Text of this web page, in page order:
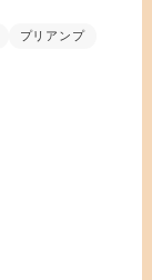
プリアンプ